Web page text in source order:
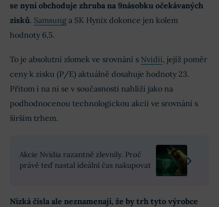
se nyní obchoduje zhruba na 9násobku očekávaných
zisků. Samsung a SK Hynix dokonce jen kolem
hodnoty 6,5.
To je absolutní zlomek ve srovnání s Nvidií, jejíž poměr
ceny k zisku (P/E) aktuálně dosahuje hodnoty 23.
Přitom i na ni se v současnosti nahlíží jako na
podhodnocenou technologickou akcii ve srovnání s
širším trhem.
Akcie Nvidia razantně zlevnily. Proč
právě teď nastal ideální čas nakupovat
Nízká čísla ale neznamenají, že by trh tyto výrobce